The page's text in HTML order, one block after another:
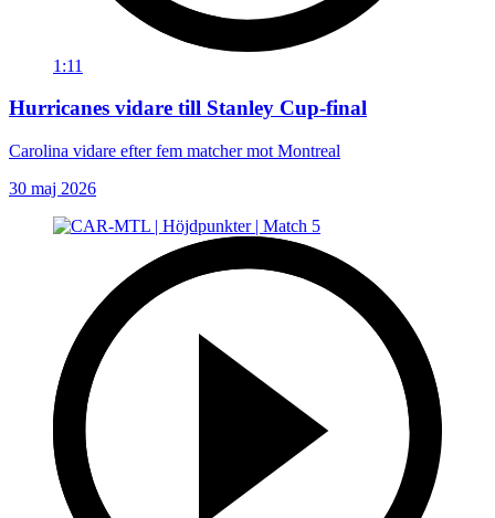
1:11
Hurricanes vidare till Stanley Cup-final
Carolina vidare efter fem matcher mot Montreal
30 maj 2026